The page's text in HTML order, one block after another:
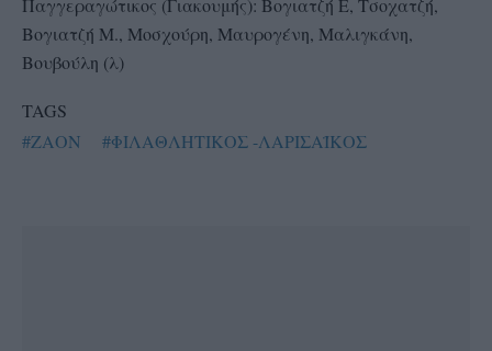
Παγγεραγώτικος (Γιακουμής): Βογιατζή Ε, Τσοχατζή,
Βογιατζή Μ., Μοσχούρη, Μαυρογένη, Μαλιγκάνη,
Βουβούλη (λ)
TAGS
#ΖΑΟΝ
#ΦΙΛΑΘΛΗΤΙΚΟΣ -ΛΑΡΙΣΑΪΚΟΣ